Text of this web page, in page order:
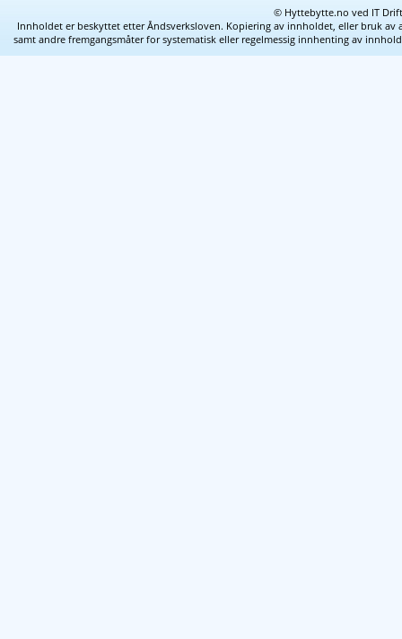
© Hyttebytte.no ved IT
Innholdet er beskyttet etter Åndsverksloven. Kopiering av innholdet, eller bruk
samt andre fremgangsmåter for systematisk eller regelmessig innhenting av